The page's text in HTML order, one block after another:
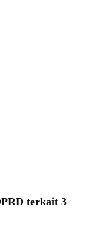
terkait 3